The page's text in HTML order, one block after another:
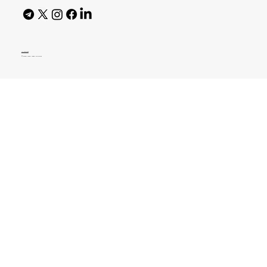
AI Policy
© 2026 High Bar Journal